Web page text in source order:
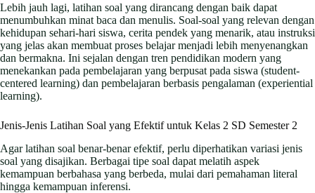
Lebih jauh lagi, latihan soal yang dirancang dengan baik dapat
menumbuhkan minat baca dan menulis. Soal-soal yang relevan dengan
kehidupan sehari-hari siswa, cerita pendek yang menarik, atau instruksi
yang jelas akan membuat proses belajar menjadi lebih menyenangkan
dan bermakna. Ini sejalan dengan tren pendidikan modern yang
menekankan pada pembelajaran yang berpusat pada siswa (student-
centered learning) dan pembelajaran berbasis pengalaman (experiential
learning).
Jenis-Jenis Latihan Soal yang Efektif untuk Kelas 2 SD Semester 2
Agar latihan soal benar-benar efektif, perlu diperhatikan variasi jenis
soal yang disajikan. Berbagai tipe soal dapat melatih aspek
kemampuan berbahasa yang berbeda, mulai dari pemahaman literal
hingga kemampuan inferensi.